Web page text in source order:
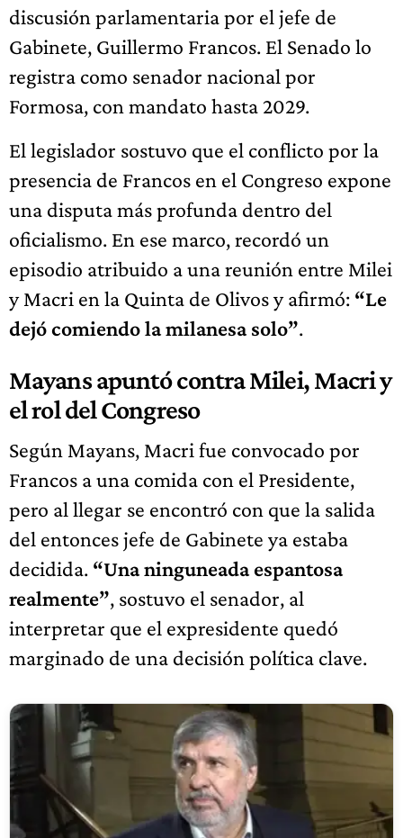
discusión parlamentaria por el jefe de
Gabinete, Guillermo Francos. El Senado lo
registra como senador nacional por
Formosa, con mandato hasta 2029.
El legislador sostuvo que el conflicto por la
presencia de Francos en el Congreso expone
una disputa más profunda dentro del
oficialismo. En ese marco, recordó un
episodio atribuido a una reunión entre Milei
y Macri en la Quinta de Olivos y afirmó: “Le
dejó comiendo la milanesa solo”.
Mayans apuntó contra Milei, Macri y
el rol del Congreso
Según Mayans, Macri fue convocado por
Francos a una comida con el Presidente,
pero al llegar se encontró con que la salida
del entonces jefe de Gabinete ya estaba
decidida. “Una ninguneada espantosa
realmente”, sostuvo el senador, al
interpretar que el expresidente quedó
marginado de una decisión política clave.